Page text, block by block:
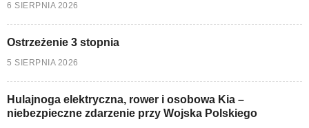
6 SIERPNIA 2026
Ostrzeżenie 3 stopnia
5 SIERPNIA 2026
Hulajnoga elektryczna, rower i osobowa Kia –
niebezpieczne zdarzenie przy Wojska Polskiego